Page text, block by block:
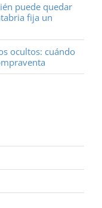
puede quedar
fija un
ocultos: cuándo